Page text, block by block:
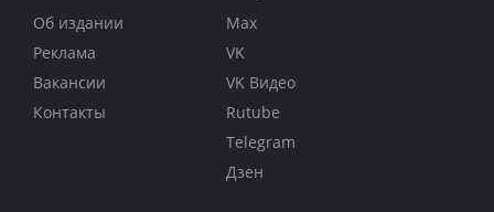
Об издании
Реклама
Вакансии
Контакты
Max
VK
VK Видео
Rutube
Telegram
Дзен